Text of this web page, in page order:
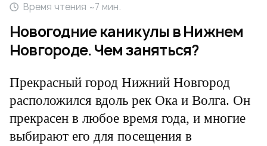
Время чтения ~7 мин.
Новогодние каникулы в Нижнем
Новгороде. Чем заняться?
Прекрасный город Нижний Новгород
расположился вдоль рек Ока и Волга. Он
прекрасен в любое время года, и многие
выбирают его для посещения в